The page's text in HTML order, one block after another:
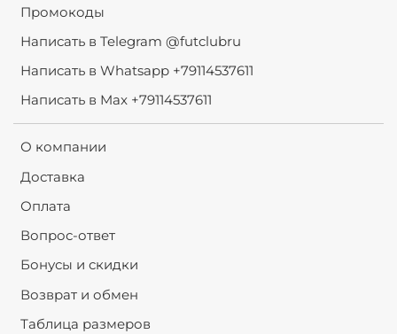
Промокоды
Написать в Telegram @futclubru
Написать в Whatsapp +79114537611
Написать в Max +79114537611
О компании
Доставка
Оплата
Вопрос-ответ
Бонусы и скидки
Возврат и обмен
Таблица размеров